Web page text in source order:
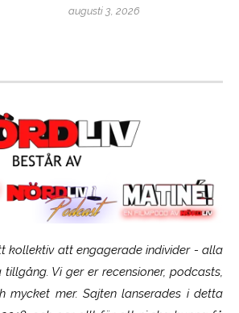
augusti 3, 2026
kollektiv att engagerade individer - alla
Vi ger er recensioner, podcasts,
mycket mer. Sajten lanserades i detta